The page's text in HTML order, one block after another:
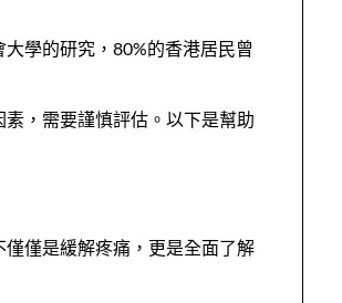
學的研究，80%的香港居民曾
，需要謹慎評估。以下是幫助
僅是緩解疼痛，更是全面了解